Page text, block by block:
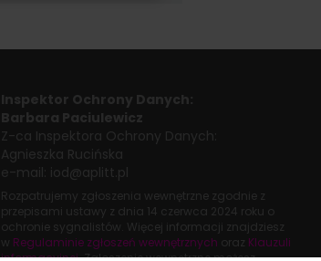
Inspektor Ochrony Danych:
Barbara Paciulewicz
Z-ca Inspektora Ochrony Danych:
Agnieszka Rucińska
e-mail: iod@aplitt.pl
Rozpatrujemy zgłoszenia wewnętrzne zgodnie z
przepisami ustawy z dnia 14 czerwca 2024 roku o
ochronie sygnalistów. Więcej informacji znajdziesz
w Regulaminie zgłoszeń wewnętrznych oraz Klauzuli
informacyjnej. Zgłoszenie wewnętrzne możesz